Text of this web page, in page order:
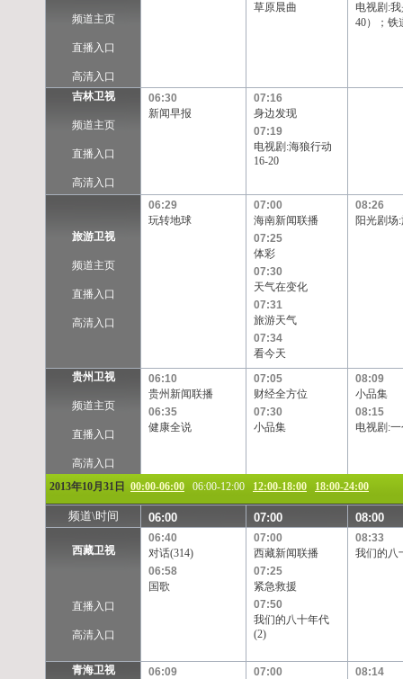
频道主页
直播入口
高清入口
草原晨曲
电视剧:
40）；铁
吉林卫视
频道主页
直播入口
高清入口
06:30
新闻早报
07:16
身边发现
07:19
电视剧:海狼行动
16-20
旅游卫视
频道主页
直播入口
高清入口
06:29
玩转地球
07:00
海南新闻联播
07:25
体彩
07:30
天气在变化
07:31
旅游天气
07:34
看今天
08:26
阳光剧场
贵州卫视
频道主页
直播入口
高清入口
06:10
贵州新闻联播
06:35
健康全说
07:05
财经全方位
07:30
小品集
08:09
小品集
08:15
电视剧:
2013年10月31日 00:00-06:00 06:00-12:00 12:00-18:00 18:00-24:00
频道\时间 06:00 07:00 08:00
西藏卫视
直播入口
高清入口
06:40
对话(314)
06:58
国歌
07:00
西藏新闻联播
07:25
紧急救援
07:50
我们的八十年代
(2)
08:33
我们的八
青海卫视
06:09
07:00
08:14